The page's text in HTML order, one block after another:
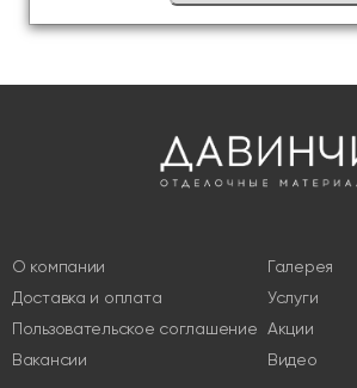
О компании
Доставка и оплата
Пользовательское соглашение
Вакансии
Галерея
Услуги
Акции
Видео